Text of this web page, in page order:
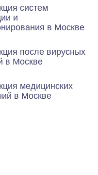
систем
и
в Москве
после вирусных
в Москве
медицинских
в Москве